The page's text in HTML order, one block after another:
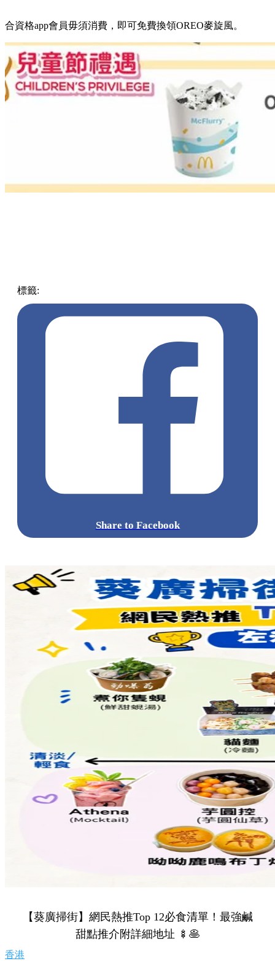
合資格app會員毋須消費，即可免費換領OREO麥旋風。
標籤:
Share to Facebook
【葵廣掃街】網民熱推Top 12必食清單！最強鹹
甜點推介附詳細地址 🍢🥞
香港